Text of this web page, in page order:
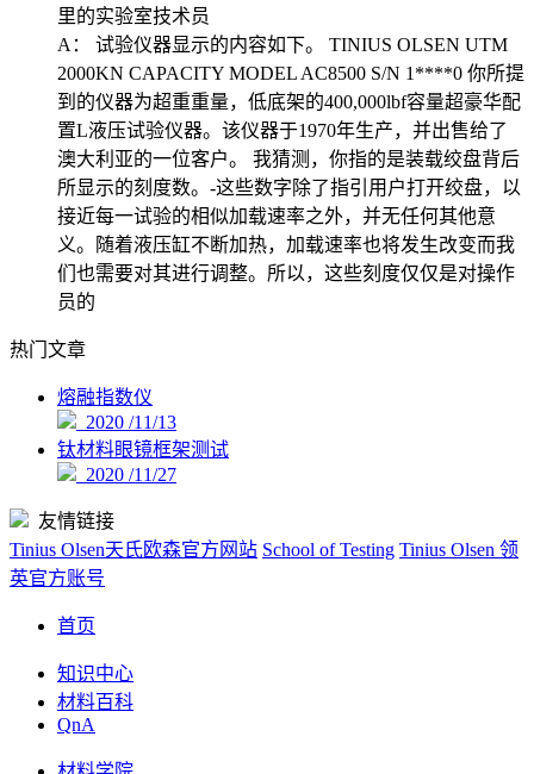
里的实验室技术员
A：
试验仪器显示的内容如下。 TINIUS OLSEN UTM
2000KN CAPACITY MODEL AC8500 S/N 1****0 你所提
到的仪器为超重重量，低底架的400,000lbf容量超豪华配
置L液压试验仪器。该仪器于1970年生产，并出售给了
澳大利亚的一位客户。 我猜测，你指的是装载绞盘背后
所显示的刻度数。-这些数字除了指引用户打开绞盘，以
接近每一试验的相似加载速率之外，并无任何其他意
义。随着液压缸不断加热，加载速率也将发生改变而我
们也需要对其进行调整。所以，这些刻度仅仅是对操作
员的
热门文章
熔融指数仪
2020 /11/13
钛材料眼镜框架测试
2020 /11/27
友情链接
Tinius Olsen天氏欧森官方网站 School of Testing Tinius Olsen 领
英官方账号
首页
知识中心
材料百科
QnA